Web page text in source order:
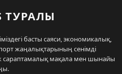
ТУРАЛЫ
басты саяси, экономикалық,
жаңалықтарының сенімді
сараптамалық мақала мен шынайы